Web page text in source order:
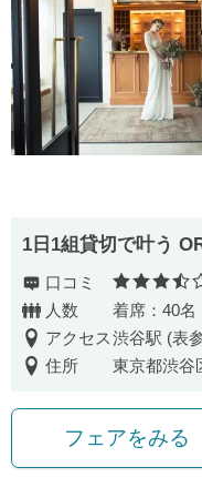
1日1組貸切で叶う
口コミ
人数
着席：40名
アクセス渋谷駅 (表
住所
東京都渋谷
フェアをみる